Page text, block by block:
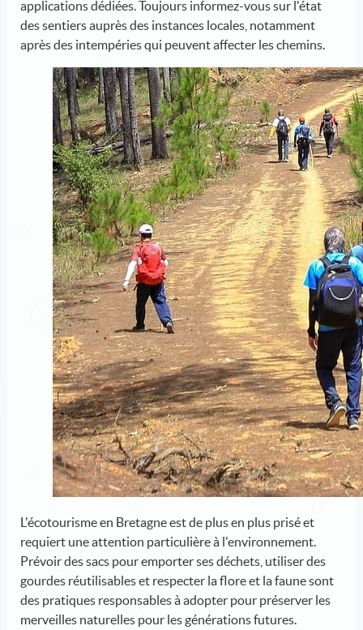
applications dédiées. Toujours informez-vous sur l'état
des sentiers auprès des instances locales, notamment
après des intempéries qui peuvent affecter les chemins.
L'écotourisme en Bretagne est de plus en plus prisé et
requiert une attention particulière à l'environnement.
Prévoir des sacs pour emporter ses déchets, utiliser des
gourdes réutilisables et respecter la flore et la faune sont
des pratiques responsables à adopter pour préserver les
merveilles naturelles pour les générations futures.